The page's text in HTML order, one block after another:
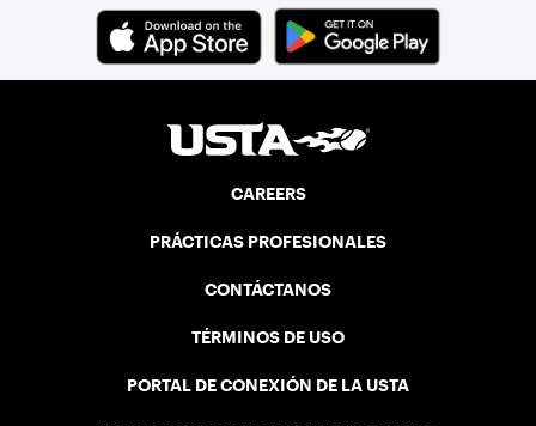
CAREERS
PRÁCTICAS PROFESIONALES
CONTÁCTANOS
TÉRMINOS DE USO
PORTAL DE CONEXIÓN DE LA USTA